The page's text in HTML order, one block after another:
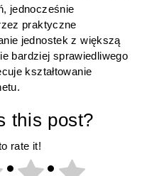
jednocześnie
praktyczne
jednostek z większą
bardziej sprawiedliwego
kształtowanie
this post?
rate it!